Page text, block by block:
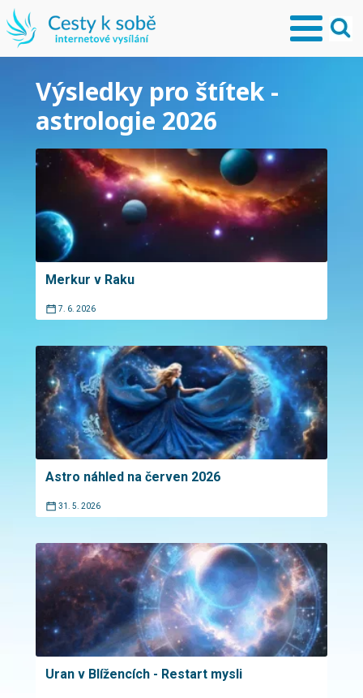
Výsledky pro štítek -
astrologie 2026
Merkur v Raku
7. 6. 2026
Astro náhled na červen 2026
31. 5. 2026
Uran v Blížencích - Restart mysli